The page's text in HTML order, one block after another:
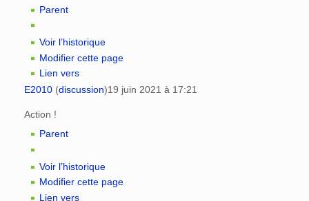
Parent
Voir l’historique
Modifier cette page
Lien vers
E2010 (discussion)19 juin 2021 à 17:21
Action !
Parent
Voir l’historique
Modifier cette page
Lien vers